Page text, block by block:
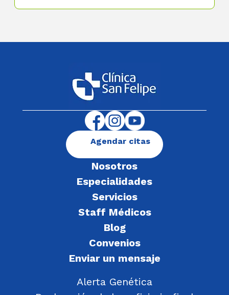
Nosotros
Especialidades
Servicios
Staff Médicos
Blog
Convenios
Enviar un mensaje
Alerta Genética
Agendar citas